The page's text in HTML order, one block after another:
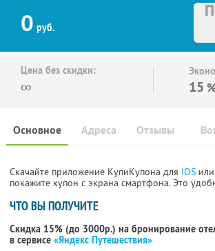
0 руб.
Цена без скидки:
∞ 15
Основное Отзывы
Адреса
Скачайте приложение КупиКупона для IOS или
покажите купон с экрана смартфона. Это
ЧТО ВЫ ПОЛУЧИТЕ
Скидка 15% (до 3000р.) на бронирование
в сервисе «Яндекс Путешествия»